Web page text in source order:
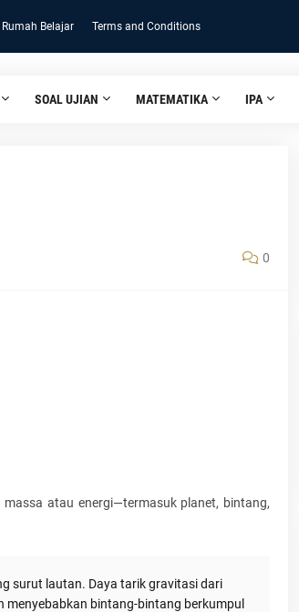
Rumah Belajar Terms and Conditions
SOAL UJIAN MATEMATIKA IPA
0
atau energi—termasuk planet, bintang,
surut lautan. Daya tarik gravitasi dari
bintang-bintang berkumpul